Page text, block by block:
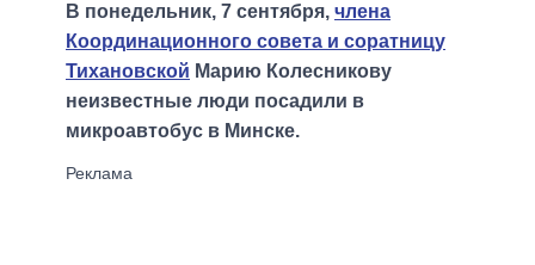
В понедельник, 7 сентября, члена
Координационного совета и соратницу
Тихановской Марию Колесникову
неизвестные люди посадили в
микроавтобус в Минске.